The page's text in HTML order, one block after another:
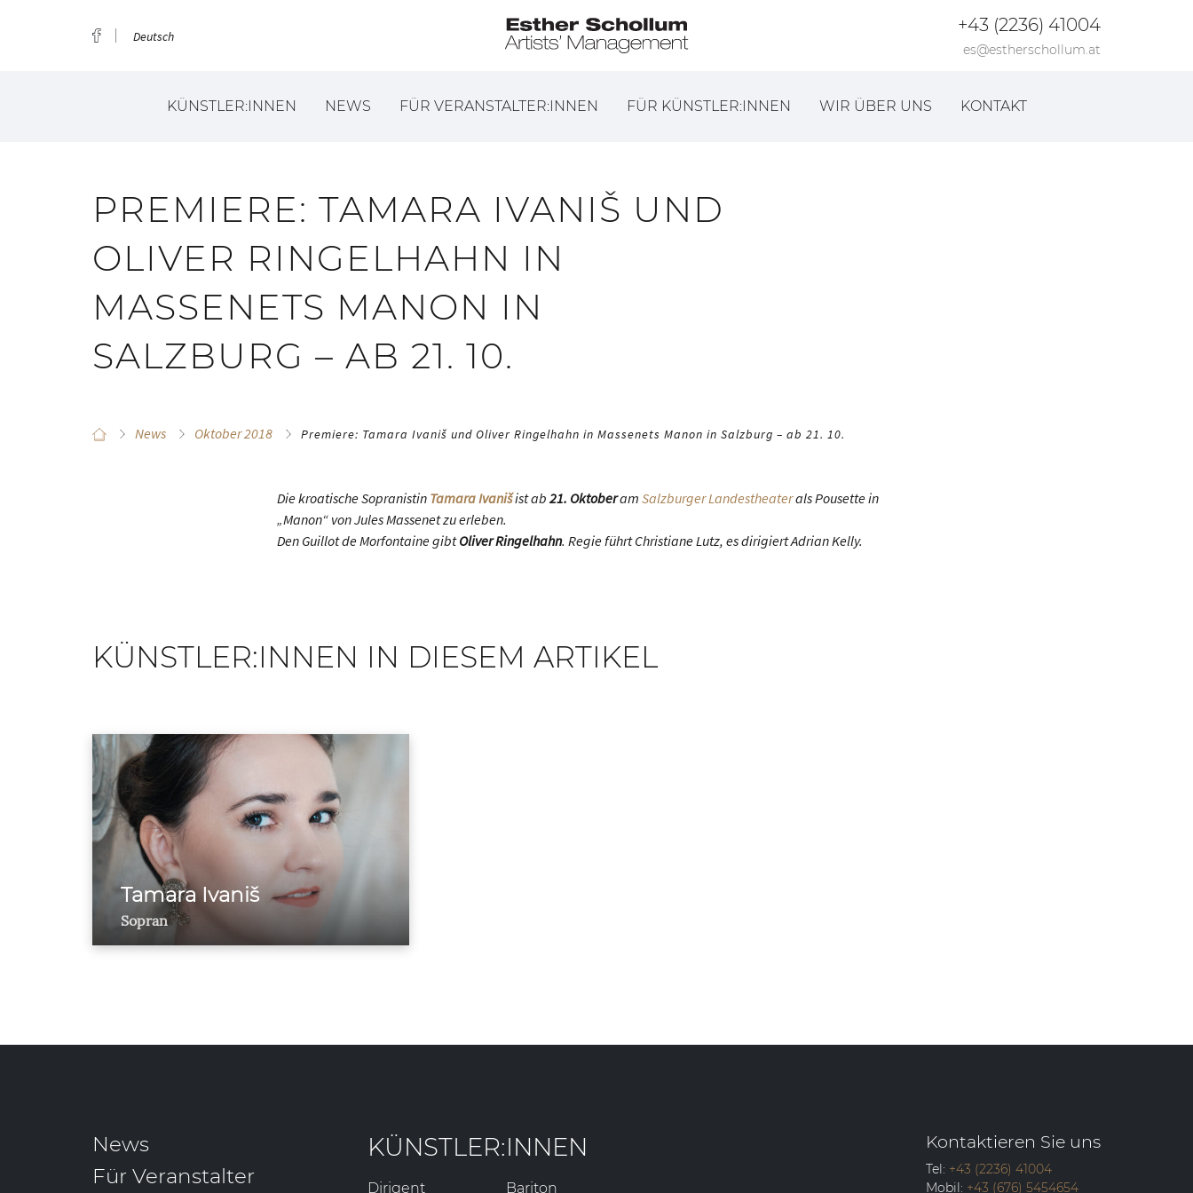
Deutsch
+43 (2236) 41004
es@estherschollum.at
KÜNSTLER:INNEN NEWS FÜR VERANSTALTER:INNEN FÜR KÜNSTLER:INNEN WIR ÜBER UNS KONTAKT
PREMIERE: TAMARA IVANIŠ UND
OLIVER RINGELHAHN IN
MASSENETS MANON IN
SALZBURG – AB 21. 10.
News Oktober 2018 Premiere: Tamara Ivaniš und Oliver Ringelhahn in Massenets Manon in Salzburg – ab 21. 10.
Die kroatische Sopranistin Tamara Ivanišist ab21. Oktoberam Salzburger Landestheaterals Pousette in
„Manon“ von Jules Massenet zu erleben.
Den Guillot de Morfontaine gibtOliver Ringelhahn. Regie führt Christiane Lutz, es dirigiert Adrian Kelly.
KÜNSTLER:INNEN IN DIESEM ARTIKEL
Tamara Ivaniš
Sopran
KÜNSTLER:INNEN
Dirigent Bariton
News
Für Veranstalter
Kontaktieren Sie uns
Tel: +43 (2236) 41004
Mobil: +43 (676) 5454654